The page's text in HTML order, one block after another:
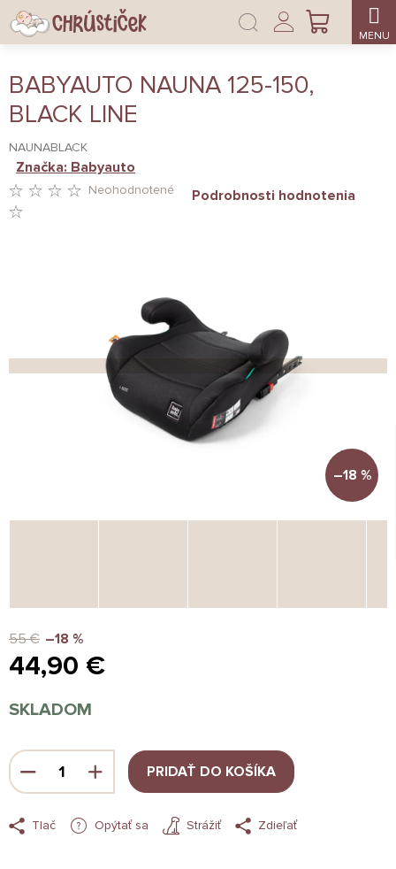
Prejsť
na
obsah
NÁKUPNÝ
Prihlásenie
BABYAUTO NAUNA 125-150,
BLACK LINE
NAUNABLACK
HVIEZDIČIEK.
Neohodnotené Podrobnosti hodnotenia
Značka: Babyauto
–18 %
55 € –18 %
44,90 €
cena:
SKLADOM
PRIDAŤ DO KOŠÍKA
Tlač Opýtať sa Strážiť Zdieľať